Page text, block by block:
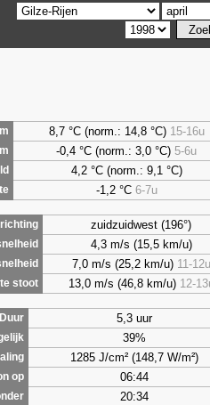
8,7°C (norm.: 14,8 °C) 15-16u
-0,4 °C (norm.: 3,0 °C) 5-6u
4,2°C (norm.: 9,1 °C)
-1,2 °C 6-7u
zuidzuidwest (196°)
4,3 m/s (15,5 km/u)
7,0 m/s (25,2 km/u) 11-12u
stoot 13,0 m/s (46,8 km/u) 12-
Duur 5,3 uur
39%
1285 J/cm² (148,7 W/m²)
op 06:44
20:34